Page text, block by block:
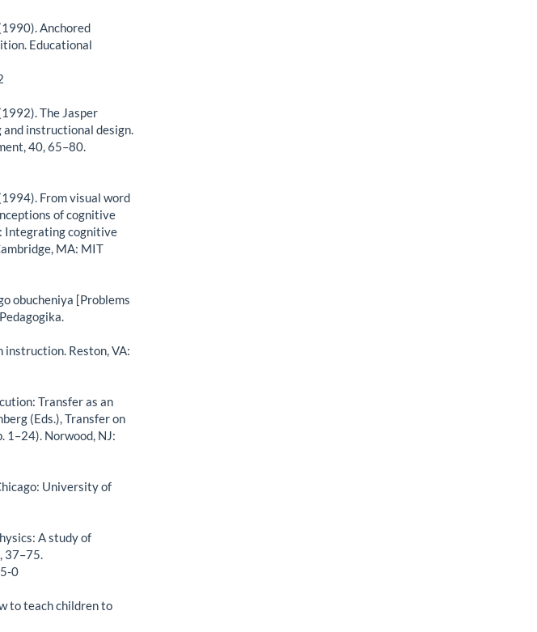
Anchored
Educational
The Jasper
instructional design.
40, 65–80.
From visual word
of cognitive
Integrating cognitive
MA: MIT
obucheniya [Problems
instruction. Reston, VA:
Transfer as an
(Eds.), Transfer on
1–24). Norwood, NJ:
University of
A study of
37–75.
0
to teach children to